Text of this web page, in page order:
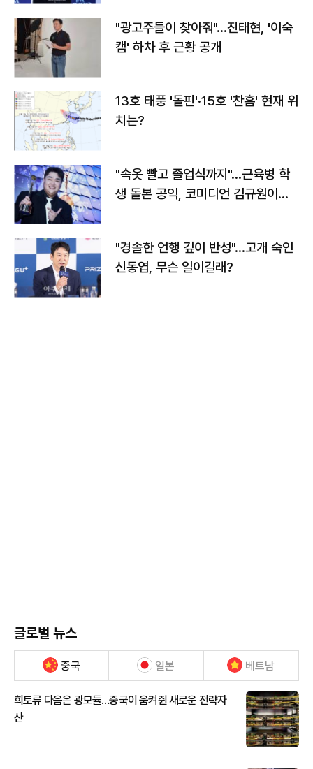
"광고주들이 찾아줘"…진태현, '이숙
캠' 하차 후 근황 공개
13호 태풍 '돌핀'·15호 '찬홈' 현재 위
치는?
"속옷 빨고 졸업식까지"…근육병 학
생 돌본 공익, 코미디언 김규원이었
"경솔한 언행 깊이 반성"…고개 숙인
신동엽, 무슨 일이길래?
글로벌 뉴스
중국 일본 베트남
희토류 다음은 광모듈…중국이 움켜쥔 새로운 전략자
산